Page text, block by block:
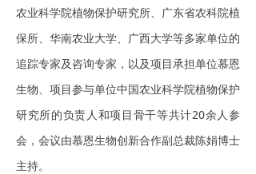
农业科学院植物保护研究所、广东省农科院植
保所、华南农业大学、广西大学等多家单位的
追踪专家及咨询专家，以及项目承担单位慕恩
生物、项目参与单位中国农业科学院植物保护
研究所的负责人和项目骨干等共计20余人参
会，会议由慕恩生物创新合作副总裁陈娟博士
主持。